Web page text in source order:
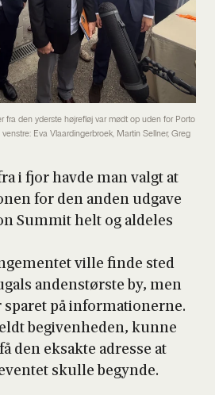
fra den yderste højrefløj var mødt op uden for Porto
Eva Vlaardingerbroek, Martin Sellner, Greg
i fjor hav­de man valgt at
for den anden udga­ve
Sum­mit helt og alde­les
vil­le fin­de sted
anden­stør­ste by, men
på infor­ma­tio­ner­ne.
begi­ven­he­den, kun­ne
den eksak­te adres­se at
skul­le begyn­de.